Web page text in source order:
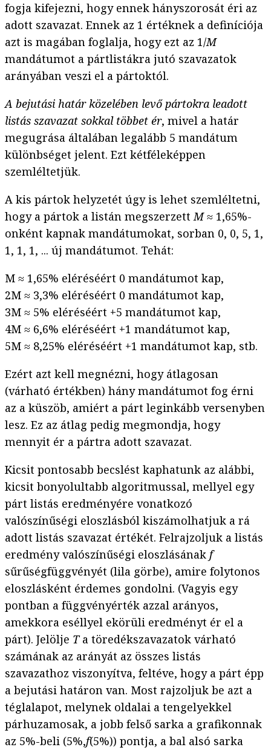
fogja kifejezni, hogy ennek hányszorosát éri az
adott szavazat. Ennek az 1 értéknek a definíciója
azt is magában foglalja, hogy ezt az 1/M
mandátumot a pártlistákra jutó szavazatok
arányában veszi el a pártoktól.
A bejutási határ közelében levő pártokra leadott
listás szavazat sokkal többet ér, mivel a határ
megugrása általában legalább 5 mandátum
különbséget jelent. Ezt kétféleképpen
szemléltetjük.
A kis pártok helyzetét úgy is lehet szemléltetni,
hogy a pártok a listán megszerzettM≈ 1,65%-
onként kapnak mandátumokat, sorban 0, 0, 5, 1,
1, 1, 1, ... új mandátumot. Tehát:
M ≈ 1,65% eléréséért 0 mandátumot kap,
2M ≈ 3,3% eléréséért 0 mandátumot kap,
3M ≈ 5% eléréséért +5 mandátumot kap,
4M ≈ 6,6% eléréséért +1 mandátumot kap,
5M ≈ 8,25% eléréséért +1 mandátumot kap, stb.
Ezért azt kell megnézni, hogy átlagosan
(várható értékben) hány mandátumot fog érni
az a küszöb, amiért a párt leginkább versenyben
lesz. Ez az átlag pedig megmondja, hogy
mennyit ér a pártra adott szavazat.
Kicsit pontosabb becslést kaphatunk az alábbi,
kicsit bonyolultabb algoritmussal, mellyel egy
párt listás eredményére vonatkozó
valószínűségi eloszlásból kiszámolhatjuk a rá
adott listás szavazat értékét. Felrajzoljuk a listás
eredmény valószínűségi eloszlásának f
sűrűségfüggvényét (lila görbe), amire folytonos
eloszlásként érdemes gondolni. (Vagyis egy
pontban a függvényérték azzal arányos,
amekkora eséllyel ekörüli eredményt ér el a
párt). Jelölje Ta töredékszavazatok várható
számának az arányát az összes listás
szavazathoz viszonyítva, feltéve, hogy a párt épp
a bejutási határon van. Most rajzoljuk be azt a
téglalapot, melynek oldalai a tengelyekkel
párhuzamosak, a jobb felső sarka a grafikonnak
az 5%-beli (5%,f(5%)) pontja, a bal alsó sarka